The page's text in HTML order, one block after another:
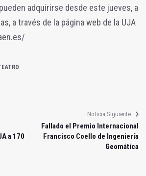
adquirirse desde este jueves, a
a través de la página web de la UJA
a 170
Noticia Siguiente
Fallado el Premio Internacional
Francisco Coello de Ingeniería
Geomática